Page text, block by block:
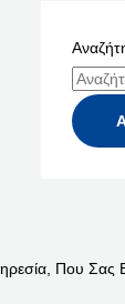
Που Σας